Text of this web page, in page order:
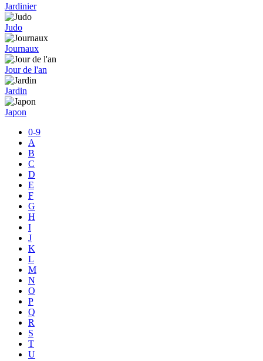
Jardinier
Judo
Journaux
Jour de l'an
Jardin
Japon
0-9
A
B
C
D
E
F
G
H
I
J
K
L
M
N
O
P
Q
R
S
T
U